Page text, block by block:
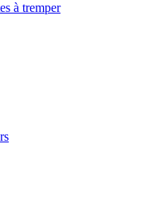
à tremper